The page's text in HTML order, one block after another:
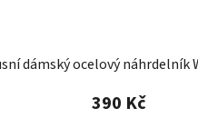
dámský ocelový náhrdelník
390 Kč